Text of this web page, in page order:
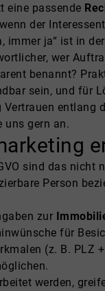
eine passende
der
ja“ ist in
wer
benannt?
sein, und für
entlang
uns gern an.
sind das nicht
Person
zur
für
(z. B.
werden,